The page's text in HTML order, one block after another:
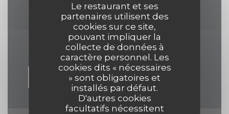
Le restaurant et ses
partenaires utilisent des
cookies sur ce site,
pouvant impliquer la
collecte de données à
caractère personnel. Les
cookies dits « nécessaires
» sont obligatoires et
installés par défaut.
D'autres cookies
facultatifs nécessitent
VOIR LE SITE